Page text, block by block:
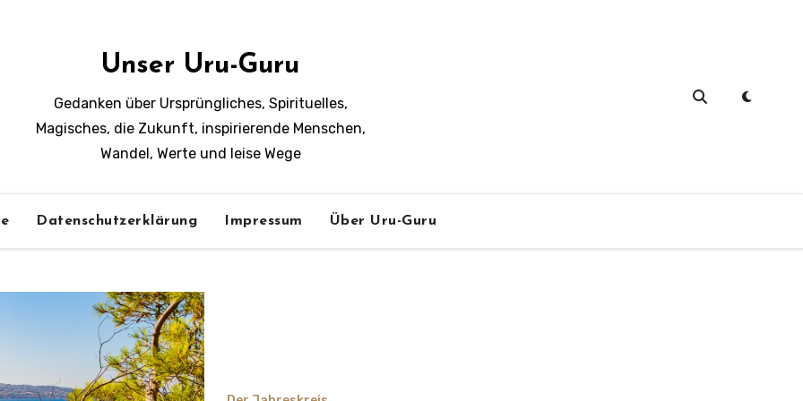
Unser Uru-Guru
Gedanken über Ursprüngliches, Spirituelles,
Magisches, die Zukunft, inspirierende Menschen,
Wandel, Werte und leise Wege
Datenschutzerklärung Impressum Über Uru-Guru